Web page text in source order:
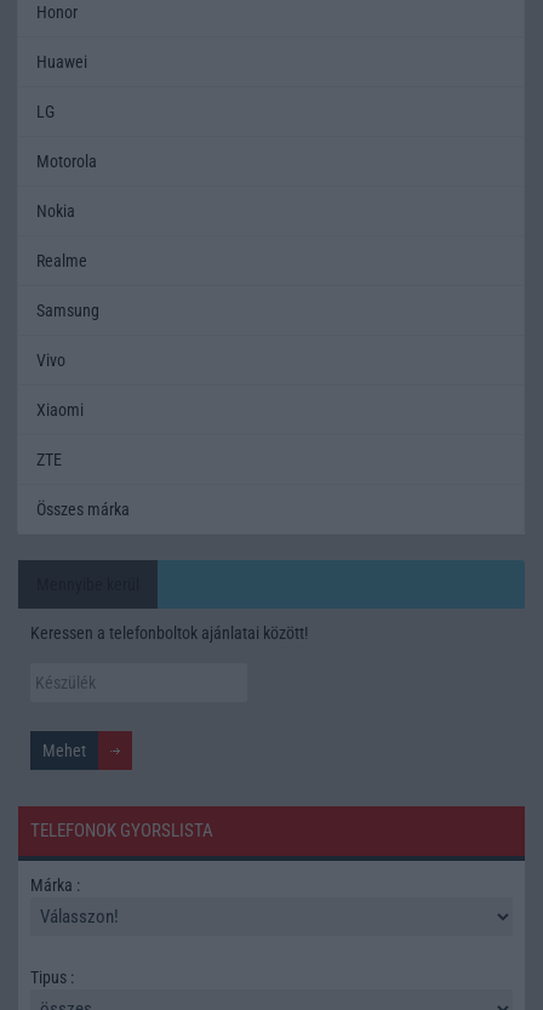
Honor
Huawei
LG
Motorola
Nokia
Realme
Samsung
Vivo
Xiaomi
ZTE
Összes márka
Keressen a telefonboltok ajánlatai között!
TELEFONOK GYORSLISTA
Márka :
Tipus :